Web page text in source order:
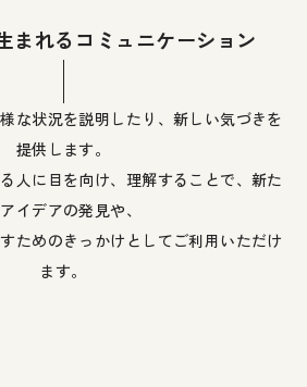
まれるコミュニケーション
な状況を説明したり、新しい気づきを
提供します。
人に目を向け、理解することで、新た
イデアの発見や、
ためのきっかけとしてご利用いただけ
ます。